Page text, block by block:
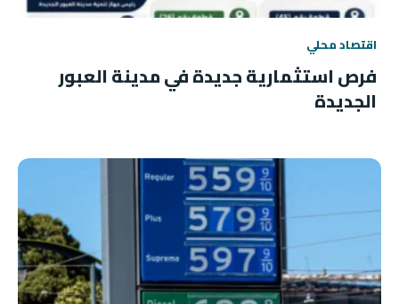
اقتصاد محلي
فرص استثمارية جديدة في مدينة العبور
الجديدة